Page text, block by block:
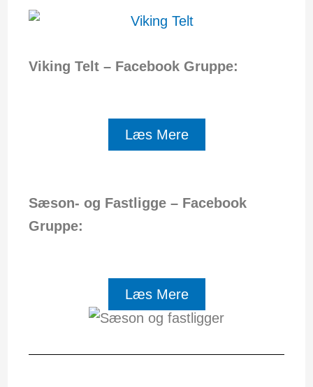
Viking Telt – Facebook Gruppe:
Læs Mere
Sæson- og Fastligge – Facebook
Gruppe:
Læs Mere